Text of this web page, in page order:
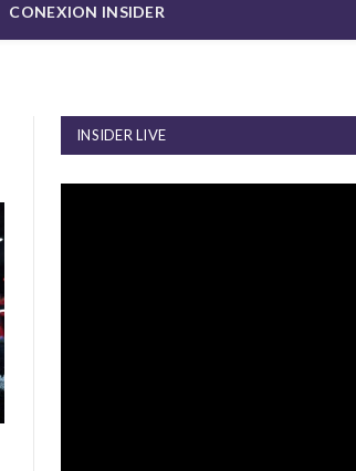
CONEXION INSIDER
INSIDER LIVE